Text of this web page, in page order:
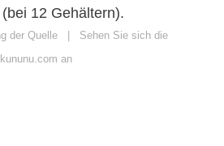
12 Gehältern).
der Quelle | Sehen Sie sich die
an